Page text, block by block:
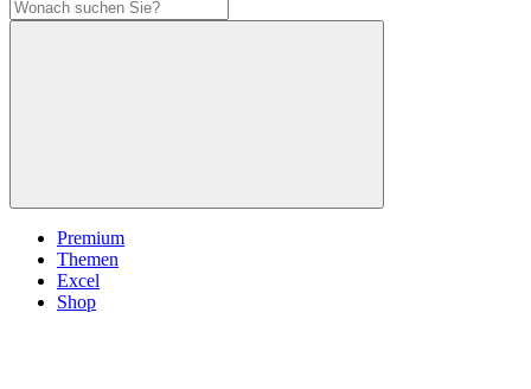
Premium
Themen
Excel
Shop